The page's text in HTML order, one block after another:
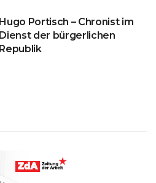
Hugo Portisch – Chronist im
Dienst der bürgerlichen
Republik